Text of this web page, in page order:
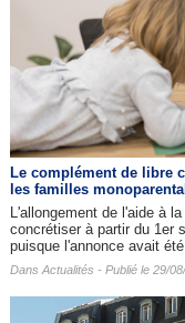
Le complément de libre
les familles
L'allongement de l'aide à
concrétiser à partir du 1er
puisque l'annonce avait
Dans Actualités - Publié le 29/